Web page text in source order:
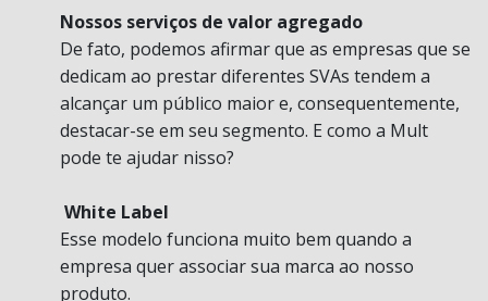
Nossos serviços de valor agregado
De fato, podemos afirmar que as empresas que se
dedicam ao prestar diferentes SVAs tendem a
alcançar um público maior e, consequentemente,
destacar-se em seu segmento. E como a Mult
pode te ajudar nisso?
White Label
Esse modelo funciona muito bem quando a
empresa quer associar sua marca ao nosso
produto.